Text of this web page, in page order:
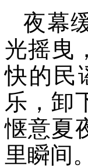
夜幕
光摇曳
快的民
乐，卸
惬意夏
里瞬间。